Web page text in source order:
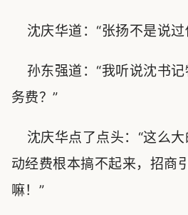
沈庆华道：“张扬不是说过
孙东强道：“我听说沈书记
务费？”
沈庆华点了点头：“这么
动经费根本搞不起来，招商
嘛！”